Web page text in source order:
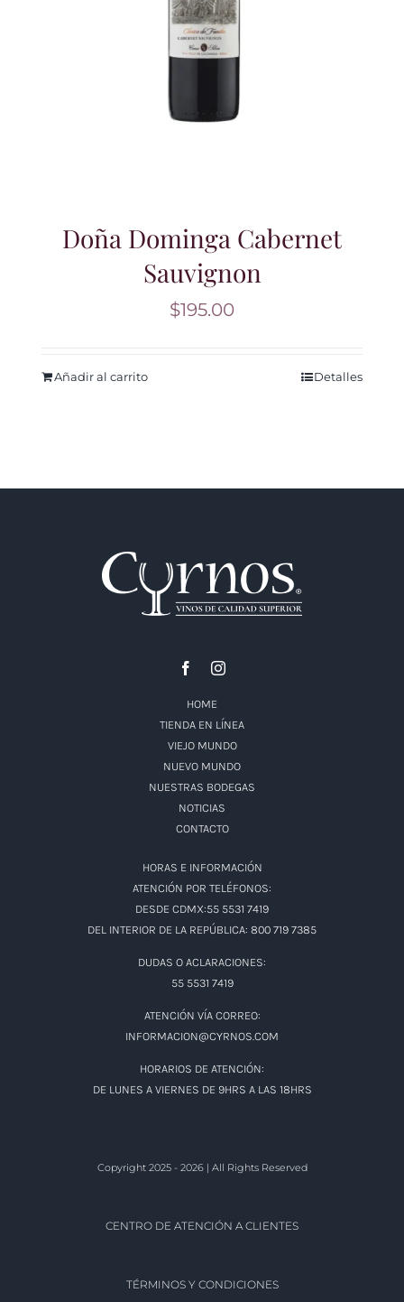
Doña Dominga Cabernet
Sauvignon
$195.00
Añadir al carrito Detalles
HOME
TIENDA EN LÍNEA
VIEJO MUNDO
NUEVO MUNDO
NUESTRAS BODEGAS
NOTICIAS
CONTACTO
HORAS E INFORMACIÓN
ATENCIÓN POR TELÉFONOS:
DESDE CDMX:55 5531 7419
DEL INTERIOR DE LA REPÚBLICA: 800 719 7385
DUDAS O ACLARACIONES:
55 5531 7419
ATENCIÓN VÍA CORREO:
INFORMACION@CYRNOS.COM
HORARIOS DE ATENCIÓN:
DE LUNES A VIERNES DE 9HRS A LAS 18HRS
Copyright 2025 - 2026 | All Rights Reserved
CENTRO DE ATENCIÓN A CLIENTES
TÉRMINOS Y CONDICIONES